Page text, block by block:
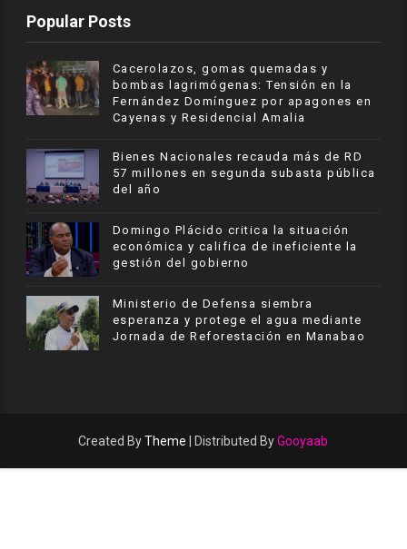
Popular Posts
Cacerolazos, gomas quemadas y
bombas lagrimógenas: Tensión en la
Fernández Domínguez por apagones en
Cayenas y Residencial Amalia
Bienes Nacionales recauda más de RD
57 millones en segunda subasta pública
del año
​Domingo Plácido critica la situación
económica y califica de ineficiente la
gestión del gobierno
Ministerio de Defensa siembra
esperanza y protege el agua mediante
Jornada de Reforestación en Manabao
Created ByTheme | Distributed ByGooyaab